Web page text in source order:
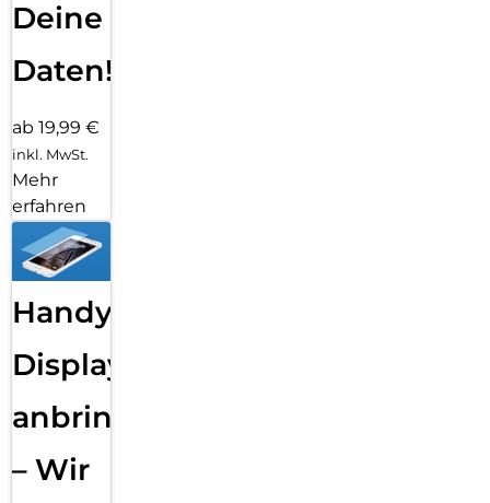
Deine
Daten!
ab 19,99 €
inkl. MwSt.
Mehr
erfahren
Handy
Displayfolie
anbringen
– Wir